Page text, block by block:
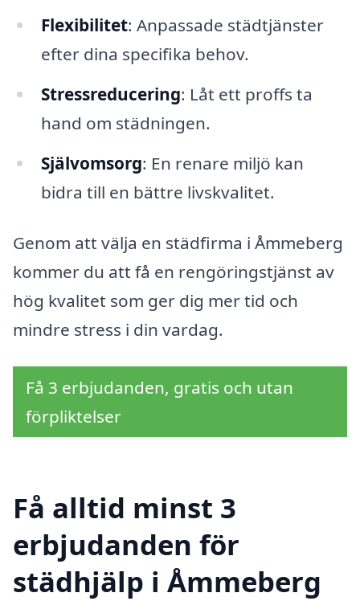
Flexibilitet: Anpassade städtjänster
efter dina specifika behov.
Stressreducering: Låt ett proffs ta
hand om städningen.
Självomsorg: En renare miljö kan
bidra till en bättre livskvalitet.
Genom att välja en städfirma i Åmmeberg
kommer du att få en rengöringstjänst av
hög kvalitet som ger dig mer tid och
mindre stress i din vardag.
Få 3 erbjudanden, gratis och utan
förpliktelser
Få alltid minst 3
erbjudanden för
städhjälp i Åmmeberg